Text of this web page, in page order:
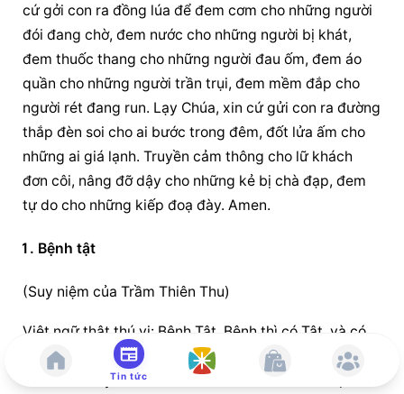
cứ gởi con ra đồng lúa để đem cơm cho những người
đói đang chờ, đem nước cho những người bị khát,
đem thuốc thang cho những người đau ốm, đem áo
quần cho những người trần trụi, đem mềm đắp cho
người rét đang run. Lạy Chúa, xin cứ gửi con ra đường
thắp đèn soi cho ai bước trong đêm, đốt lửa ấm cho
những ai giá lạnh. Truyền cảm thông cho lữ khách
đơn côi, nâng đỡ dậy cho những kẻ bị chà đạp, đem
tự do cho những kiếp đoạ đày. Amen.
Bệnh tật
(Suy niệm của Trầm Thiên Thu)
Việt ngữ thật thú vị: Bệnh Tật. Bệnh thì có Tật, và có
thể thành Tật – đôi khi cái tật “mệt” hơn cái bệnh. Đau
đâu khốn đấy. Khổ lắm! Thế nên tiền nhân xác định:
Tin tức